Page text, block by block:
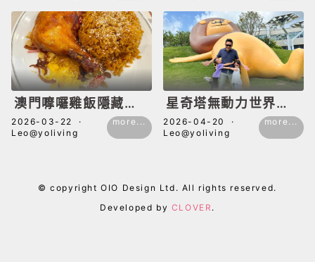
澳門嚤囉雞飯隱藏版
｜海洋閣：我沒有寫
進書裡的一碟飯
2026-03-22
·
Leo@yoliving
more...
星奇塔無動力世界｜
橫琴最適合親子放電
的戶外樂園，大人細
2026-04-20
·
Leo@yoliving
more...
© copyright OIO Design Ltd. All rights reserved.
Developed by CLOVER .